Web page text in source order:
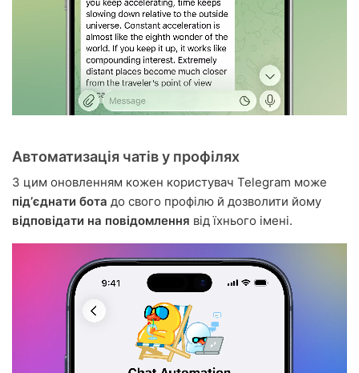
Автоматизація чатів у профілях
З цим оновленням кожен користувач Telegram може
підʼєднати бота до свого профілю й дозволити йому
відповідати на повідомлення від їхнього імені.